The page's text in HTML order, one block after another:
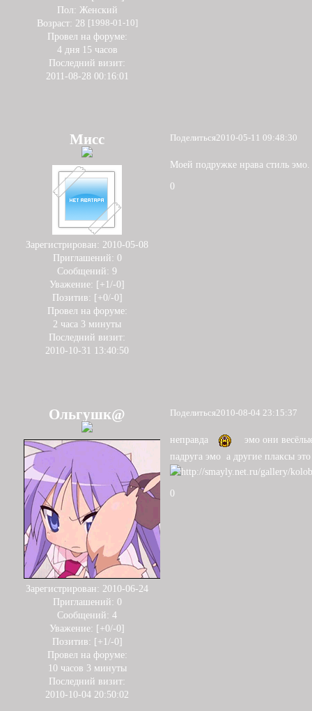
Пол: Женский
Возраст: 28 [1998-01-10]
Провел на форуме:
4 дня 15 часов
Последний визит:
2011-08-28 00:16:01
Поделиться2010-05-11 09:48:30
Мисс
Зарегистрирован: 2010-05-08
Приглашений: 0
Сообщений: 9
Уважение: [+1/-0]
Позитив: [+0/-0]
Провел на форуме:
2 часа 3 минуты
Последний визит:
2010-10-31 13:40:50
Моей подружке нрава стиль эмо.
0
Поделиться2010-08-04 23:15:37
Ольгушк@
Зарегистрирован: 2010-06-24
Приглашений: 0
Сообщений: 4
Уважение: [+0/-0]
Позитив: [+1/-0]
Провел на форуме:
10 часов 3 минуты
Последний визит:
2010-10-04 20:50:02
неправда
эмо они
падруга эмо а другие плаксы
0